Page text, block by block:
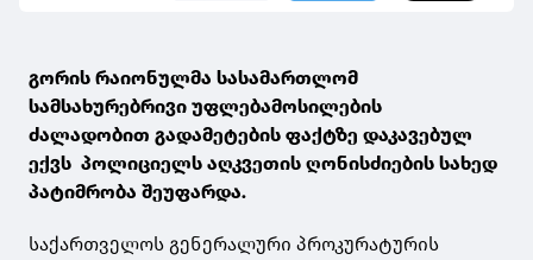
გორის რაიონულმა სასამართლომ
სამსახურებრივი უფლებამოსილების
ძალადობით გადამეტების ფაქტზე დაკავებულ
ექვს პოლიციელს აღკვეთის ღონისძიების სახედ
პატიმრობა შეუფარდა.
საქართველოს გენერალური პროკურატურის